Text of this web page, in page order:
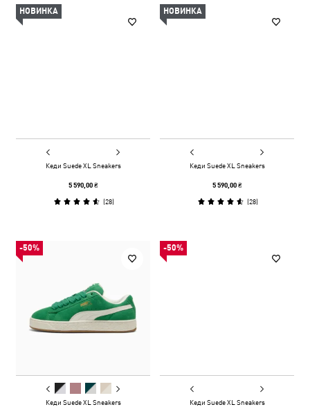
НОВИНКА
Кеди Suede XL Sneakers
5 590,00 ₴
(28)
НОВИНКА
Кеди Suede XL Sneakers
5 590,00 ₴
(28)
-50%
Кеди Suede XL Sneakers
-50%
Кеди Suede XL Sneakers